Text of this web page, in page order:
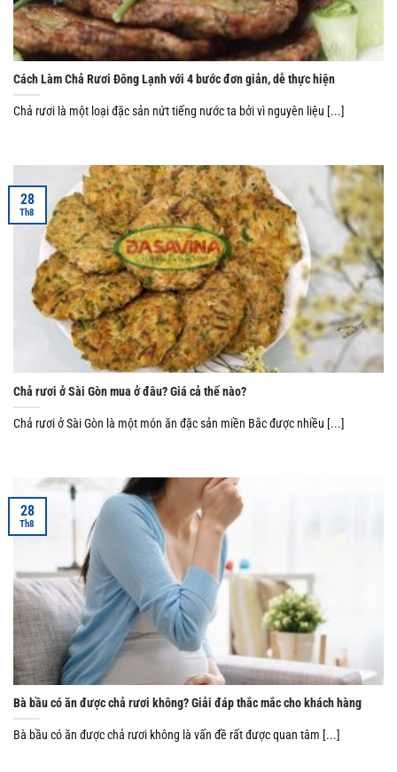
Cách Làm Chả Rươi Đông Lạnh với 4 bước đơn giản, dễ thực hiện
Chả rươi là một loại đặc sản nứt tiếng nước ta bởi vì nguyên liệu [...]
Chả rươi ở Sài Gòn mua ở đâu? Giá cả thế nào?
Chả rươi ở Sài Gòn là một món ăn đặc sản miền Bắc được nhiều [...]
28
Th8
Bà bầu có ăn được chả rươi không? Giải đáp thắc mắc cho khách hàng
Bà bầu có ăn được chả rươi không là vấn đề rất được quan tâm [...]
28
Th8